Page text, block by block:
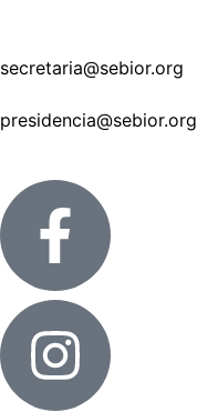
secretaria@sebior.org
presidencia@sebior.org